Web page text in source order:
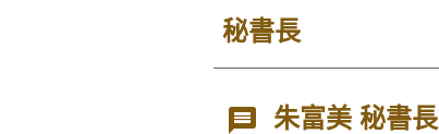
秘書長
朱富美 秘書長